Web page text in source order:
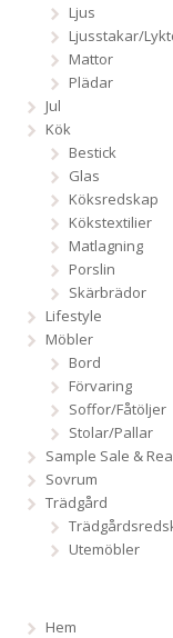
Ljus
Ljusstakar/
Mattor
Plädar
Jul
Kök
Bestick
Glas
Köksredskap
Kökstextilier
Matlagning
Porslin
Skärbrädor
Lifestyle
Möbler
Bord
Förvaring
Soffor/Fåtöljer
Stolar/Pallar
Sample Sale &
Sovrum
Trädgård
Utemöbler
Hem